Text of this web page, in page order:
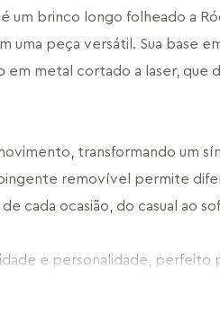
um brinco longo folheado a
uma peça versátil. Sua base
metal cortado a laser, que
transformando um
removível permite
cada ocasião, do casual ao
e personalidade, perfeito